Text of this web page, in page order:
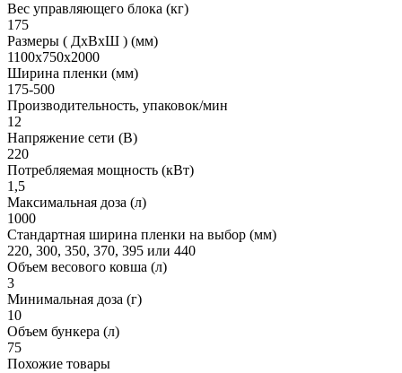
Вес управляющего блока (кг)
175
Размеры ( ДхВхШ ) (мм)
1100х750х2000
Ширина пленки (мм)
175-500
Производительность, упаковок/мин
12
Напряжение сети (В)
220
Потребляемая мощность (кВт)
1,5
Максимальная доза (л)
1000
Стандартная ширина пленки на выбор (мм)
220, 300, 350, 370, 395 или 440
Объем весового ковша (л)
3
Минимальная доза (г)
10
Объем бункера (л)
75
Похожие товары